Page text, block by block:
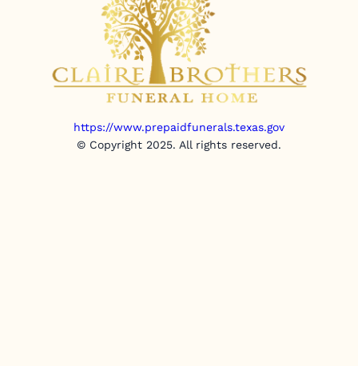
https://www.prepaidfunerals.texas.gov
© Copyright 2025. All rights reserved.